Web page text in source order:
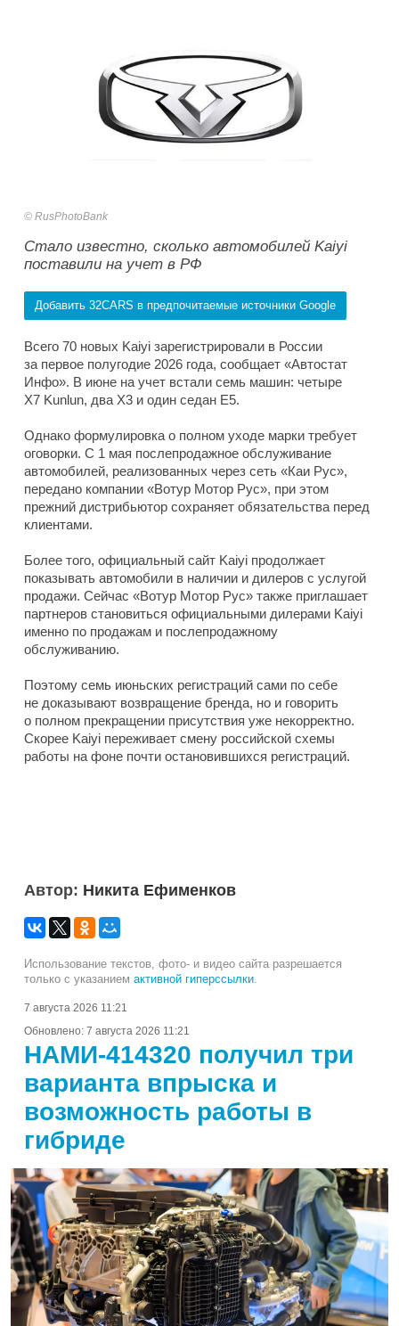
RusPhotoBank
Стало известно, сколько автомобилей Kaiyi
поставили на учет в РФ
Добавить 32CARS в предпочитаемые источники Google
Всего 70 новых Kaiyi зарегистрировали в России
за первое полугодие 2026 года, сообщает «Автостат
Инфо». В июне на учет встали семь машин: четыре
X7 Kunlun, два X3 и один седан E5.
Однако формулировка о полном уходе марки требует
оговорки. С 1 мая послепродажное обслуживание
автомобилей, реализованных через сеть «Каи Рус»,
передано компании «Вотур Мотор Рус», при этом
прежний дистрибьютор сохраняет обязательства перед
клиентами.
Более того, официальный сайт Kaiyi продолжает
показывать автомобили в наличии и дилеров с услугой
продажи. Сейчас «Вотур Мотор Рус» также приглашает
партнеров становиться официальными дилерами Kaiyi
именно по продажам и послепродажному
обслуживанию.
Поэтому семь июньских регистраций сами по себе
не доказывают возвращение бренда, но и говорить
о полном прекращении присутствия уже некорректно.
Скорее Kaiyi переживает смену российской схемы
работы на фоне почти остановившихся регистраций.
Автор: Никита Ефименков
Использование текстов, фото- и видео сайта разрешается
только с указанием активной гиперссылки.
7 августа 2026 11:21
Обновлено: 7 августа 2026 11:21
НАМИ-414320 получил три
варианта впрыска и
возможность работы в
гибриде